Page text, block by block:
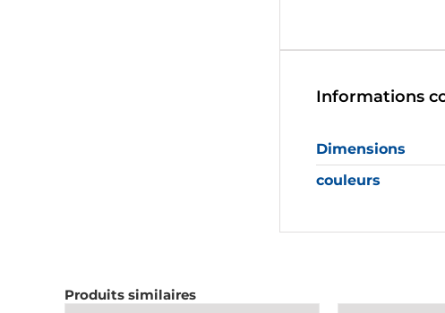
Informations
Dimensions
couleurs
Produits similaires